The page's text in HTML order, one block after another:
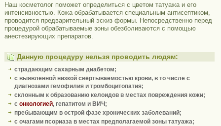
Наш косметолог поможет определиться с цветом татуажа и его
интенсивностью. Кожа обрабатывается специальным антисептиком,
проводится предварительный эскиз формы. Непосредственно перед
процедурой обрабатываемые зоны обезболиваются с помощью
анестезирующих препаратов.
Данную процедуру нельзя проводить людям:
страдающим сахарным диабетом;
с выявленной низкой свёртываемостью крови, в то числе с
диагнозами гемофилия и тромбоцитопатия;
склонным к образованию келоидов в местах повреждения кожи;
с онкологией, гепатитом и ВИЧ;
пребывающим в острой фазе хронических заболеваний;
с очагами псориаза в местах предполагаемой зоны татуажа;